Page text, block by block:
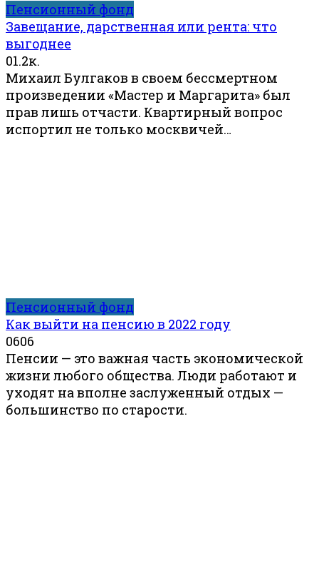
Пенсионный фонд
Завещание, дарственная или рента: что
выгоднее
01.2к.
Михаил Булгаков в своем бессмертном
произведении «Мастер и Маргарита» был
прав лишь отчасти. Квартирный вопрос
испортил не только москвичей…
Пенсионный фонд
Как выйти на пенсию в 2022 году
0606
Пенсии — это важная часть экономической
жизни любого общества. Люди работают и
уходят на вполне заслуженный отдых —
большинство по старости.